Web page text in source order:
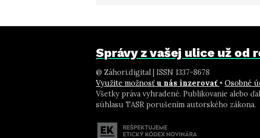
Správy z vašej ulice už od
@ Záhori.digital | ISSN 1337-8678
Využite možnosť u nás inzerovať • Osobné
Všetky práva vyhradené. Publikovanie alebo
súhlasu TASR porušením autorského zákona.